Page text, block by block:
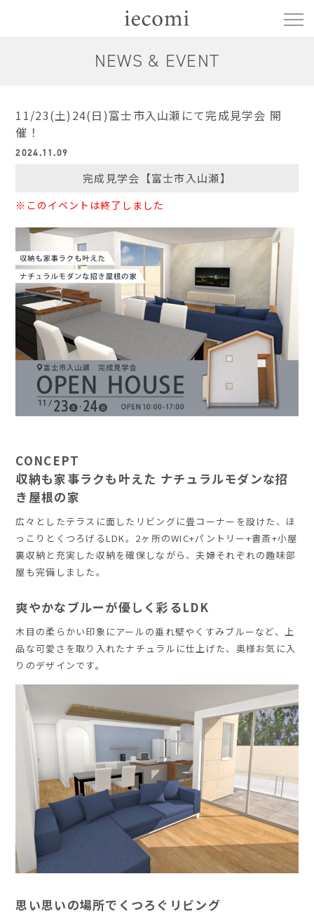
NEWS & EVENT
11/23(土)24(日)富士市入山瀬にて完成見学会 開
催！
2024.11.09
完成見学会【富士市入山瀬】
※このイベントは終了しました
CONCEPT
収納も家事ラクも叶えた ナチュラルモダンな招
き屋根の家
広々としたテラスに面したリビングに畳コーナーを設けた、ほ
っこりとくつろげるLDK。2ヶ所のWIC+パントリー+書斎+小屋
裏収納と充実した収納を確保しながら、夫婦それぞれの趣味部
屋も完備しました。
爽やかなブルーが優しく彩るLDK
木目の柔らかい印象にアールの垂れ壁やくすみブルーなど、上
品な可愛さを取り入れたナチュラルに仕上げた、奥様お気に入
りのデザインです。
思い思いの場所でくつろぐリビング